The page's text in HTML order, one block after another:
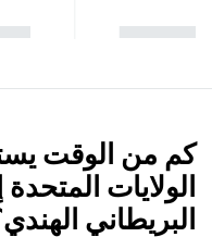
كم من الوقت
الولايات
البريطاني